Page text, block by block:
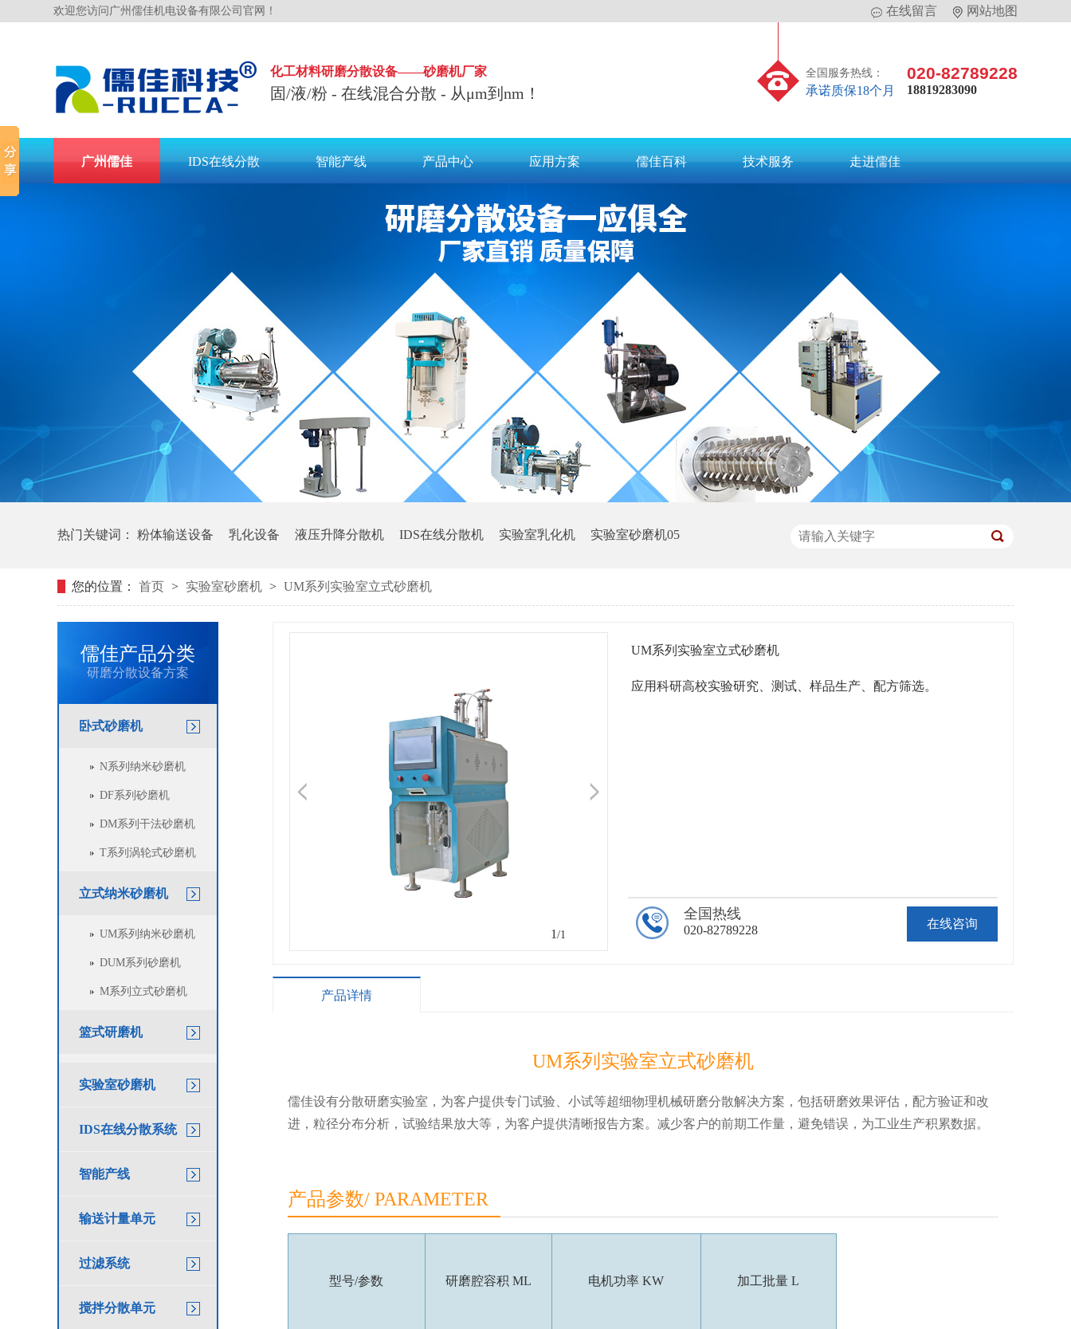
在线留言 网站地图
欢迎您访问广州儒佳机电设备有限公司官网！
化工材料研磨分散设备——砂磨机厂家
固/液/粉 - 在线混合分散 - 从μm到nm！
全国服务热线：
承诺质保18个月
020-82789228
18819283090
广州儒佳 IDS在线分散 智能产线 产品中心 应用方案 儒佳百科 技术服务 走进儒佳
热门关键词： 粉体输送设备 乳化设备 液压升降分散机 IDS在线分散机 实验室乳化机 实验室砂磨机05
您的位置： 首页 > 实验室砂磨机 > UM系列实验室立式砂磨机
儒佳产品分类
研磨分散设备方案
卧式砂磨机
N系列纳米砂磨机
DF系列砂磨机
DM系列干法砂磨机
T系列涡轮式砂磨机
立式纳米砂磨机
UM系列纳米砂磨机
DUM系列砂磨机
M系列立式砂磨机
篮式研磨机
实验室砂磨机
IDS在线分散系统
智能产线
输送计量单元
过滤系统
搅拌分散单元
1 /1
UM系列实验室立式砂磨机
应用科研高校实验研究、测试、样品生产、配方筛选。
在线咨询
全国热线
020-82789228
产品详情
UM系列实验室立式砂磨机
儒佳设有分散研磨实验室，为客户提供专门试验、小试等超细物理机械研磨分散解决方案 ，包括研磨效果评估，配方验证和改
进，粒径分布分析，试验结果放大等，为客户提供清晰报告方案。减少客户的前期工作量，避免错误，为工业生产积累数据。
产品参数/ PARAMETER
型号/参数 研磨腔容积 ML 电机功率 KW 加工批量 L